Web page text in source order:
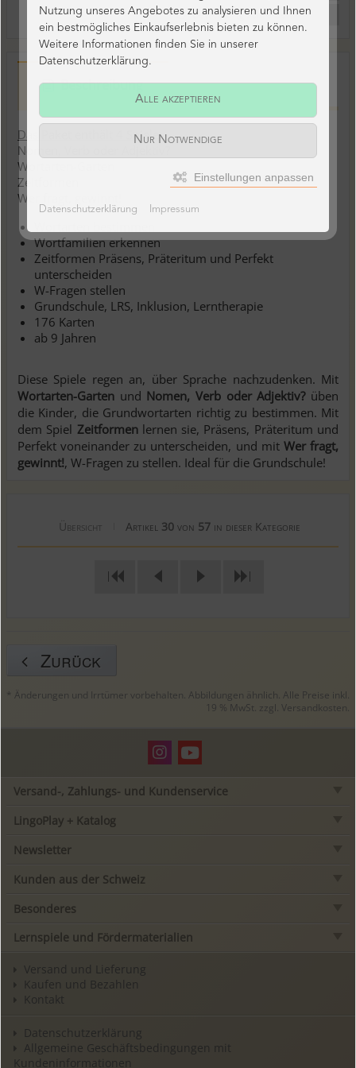
Bewertung schreiben
Beschreibung
Das Paket enthält 4 Spiele:
Nomen, Verb oder Adjektiv?
Wortarten-Garten
Zeitformen
Wer fragt, gewinnt!
Wortfamilien erkennen
Zeitformen Präsens, Präteritum und Perfekt
unterscheiden
W-Fragen stellen
Grundschule, LRS, Inklusion, Lerntherapie
176 Karten
ab 9 Jahren
Diese Spiele regen an, über Sprache nachzudenken. Mit
Wortarten-Gartenund Nomen, Verb oder Adjektiv?üben
die Kinder, die Grundwortarten richtig zu bestimmen. Mit
dem Spiel Zeitformenlernen sie, Präsens, Präteritum und
Perfekt voneinander zu unterscheiden, und mit Wer fragt,
gewinnt!, W-Fragen zu stellen. Ideal für die Grundschule!
Übersicht Artikel 30von 57in dieser Kategorie
| |
Zurück
* Änderungen und Irrtümer vorbehalten. Abbildungen ähnlich. Alle Preise inkl.
19 % MwSt. zzgl. Versandkosten.
Versand-, Zahlungs- und Kundenservice
LingoPlay + Katalog
Newsletter
Kunden aus der Schweiz
Besonderes
Lernspiele und Fördermaterialien
Versand und Lieferung
Kaufen und Bezahlen
Kontakt
Datenschutzerklärung
Allgemeine Geschäftsbedingungen mit
Kundeninformationen
Nutzung unseres Angebotes zu analysieren und Ihnen
ein bestmögliches Einkaufserlebnis bieten zu können.
Weitere Informationen finden Sie in unserer
Datenschutzerklärung.
Alle akzeptieren
Nur Notwendige
Einstellungen anpassen
Datenschutzerklärung Impressum